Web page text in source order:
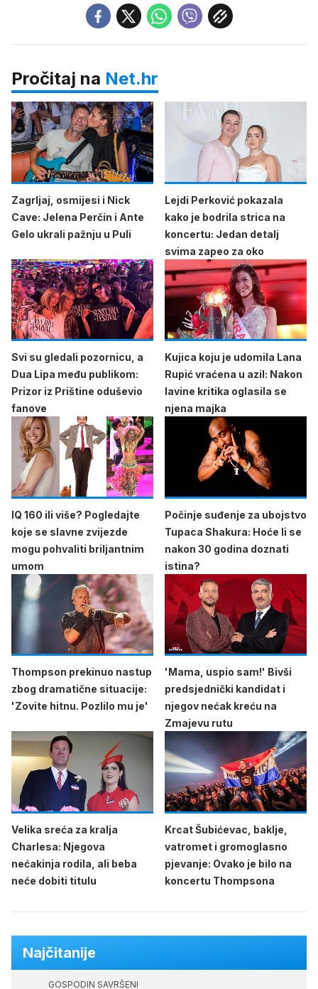
Pročitaj na Net.hr
Zagrljaj, osmijesi i Nick
Cave: Jelena Perčin i Ante
Gelo ukrali pažnju u Puli
Lejdi Perković pokazala
kako je bodrila strica na
koncertu: Jedan detalj
svima zapeo za oko
Svi su gledali pozornicu, a
Dua Lipa među publikom:
Prizor iz Prištine oduševio
fanove
Kujica koju je udomila Lana
Rupić vraćena u azil: Nakon
lavine kritika oglasila se
njena majka
IQ 160 ili više? Pogledajte
koje se slavne zvijezde
mogu pohvaliti briljantnim
umom
Počinje suđenje za ubojstvo
Tupaca Shakura: Hoće li se
nakon 30 godina doznati
istina?
Thompson prekinuo nastup
zbog dramatične situacije:
'Zovite hitnu. Pozlilo mu je'
'Mama, uspio sam!' Bivši
predsjednički kandidat i
njegov nećak kreću na
Zmajevu rutu
Velika sreća za kralja
Charlesa: Njegova
nećakinja rodila, ali beba
neće dobiti titulu
Krcat Šubićevac, baklje,
vatromet i gromoglasno
pjevanje: Ovako je bilo na
koncertu Thompsona
Najčitanije
GOSPODIN SAVRŠENI